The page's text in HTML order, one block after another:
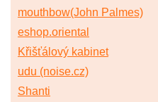
mouthbow(John Palmes)
eshop.oriental
Křišťálový kabinet
udu (noise.cz)
Shanti